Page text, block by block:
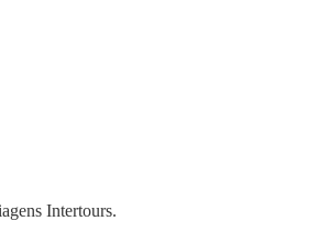
Intertours.